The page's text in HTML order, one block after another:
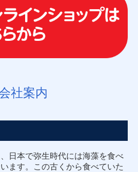
社案内
日本で弥生時代には海藻を食べ
ます。この古くから食べていた